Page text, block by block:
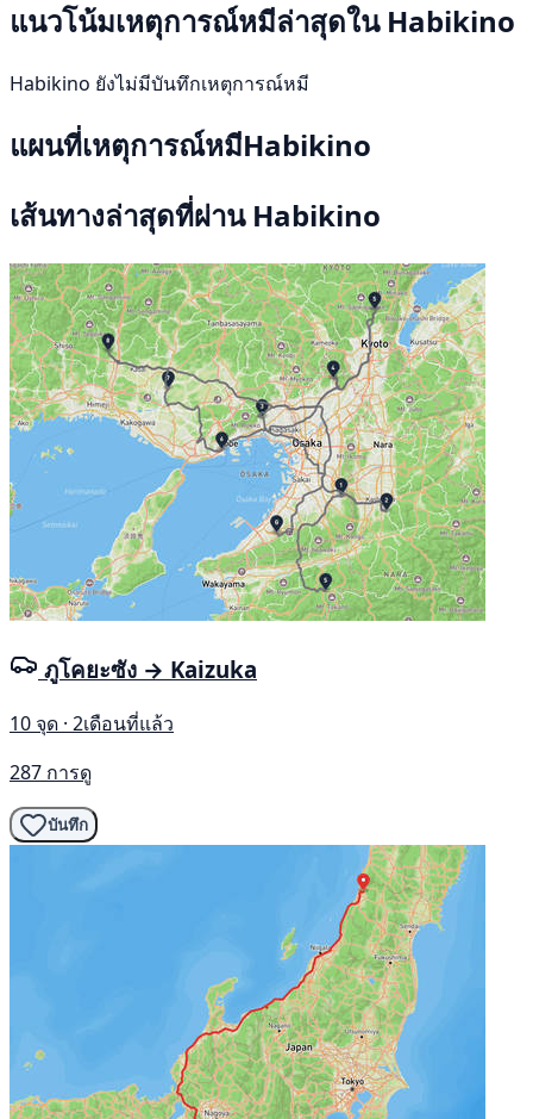
แนวโน้มเหตุการณ์หมีล่าสุดใน Habikino
Habikino ยังไม่มีบันทึกเหตุการณ์หมี
แผนที่เหตุการณ์หมีHabikino
เส้นทางล่าสุดที่ผ่าน Habikino
ภูโคยะซัง → Kaizuka
10 จุด · 2เดือนที่แล้ว
287 การดู
บันทึก